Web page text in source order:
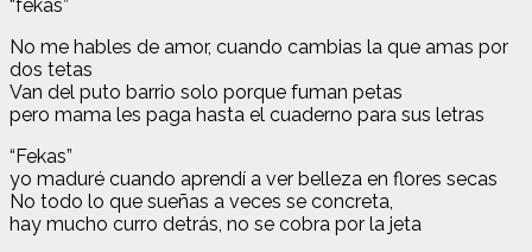
“fekas”
No me hables de amor, cuando cambias la que amas por
dos tetas
Van del puto barrio solo porque fuman petas
pero mama les paga hasta el cuaderno para sus letras
“Fekas”
yo maduré cuando aprendí a ver belleza en flores secas
No todo lo que sueñas a veces se concreta,
hay mucho curro detrás, no se cobra por la jeta